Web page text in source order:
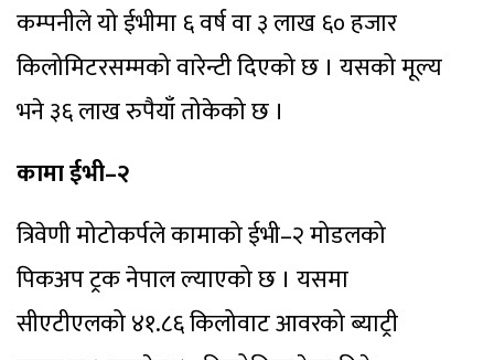
कम्पनीले यो ईभीमा ६ वर्ष वा ३ लाख ६० हजार
किलोमिटरसम्मको वारेन्टी दिएको छ । यसको मूल्य
भने ३६ लाख रुपैयाँ तोकेको छ ।
कामा ईभी–२
त्रिवेणी मोटोकर्पले कामाको ईभी–२ मोडलको
पिकअप ट्रक नेपाल ल्याएको छ । यसमा
सीएटीएलको ४१.८६ किलोवाट आवरको ब्याट्री